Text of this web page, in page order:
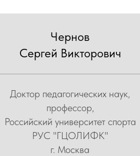
Чернов
Сергей Викторович
Доктор педагогических наук,
профессор,
Российский университет спорта
РУС "ГЦОЛИФК"
г. Москва